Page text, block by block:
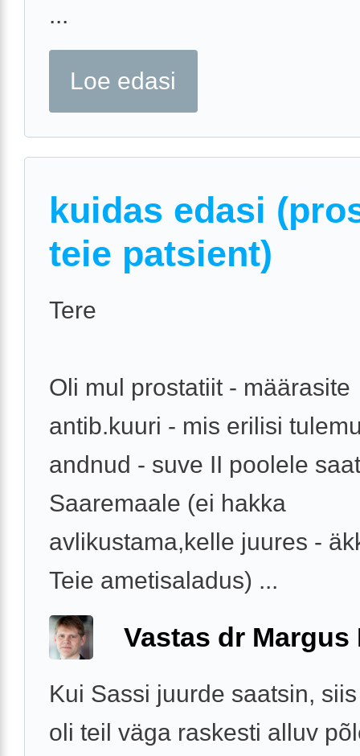
...
Loe edasi
kuidas edasi
teie patsient)
Tere
Oli mul prostatiit - määrasite
antib.kuuri - mis erilisi
andnud - suve II poolele
Saaremaale (ei hakka
avlikustama,kelle juures -
Teie ametisaladus) ...
Vastas dr Margus
Kui Sassi juurde saatsin,
oli teil väga raskesti alluv